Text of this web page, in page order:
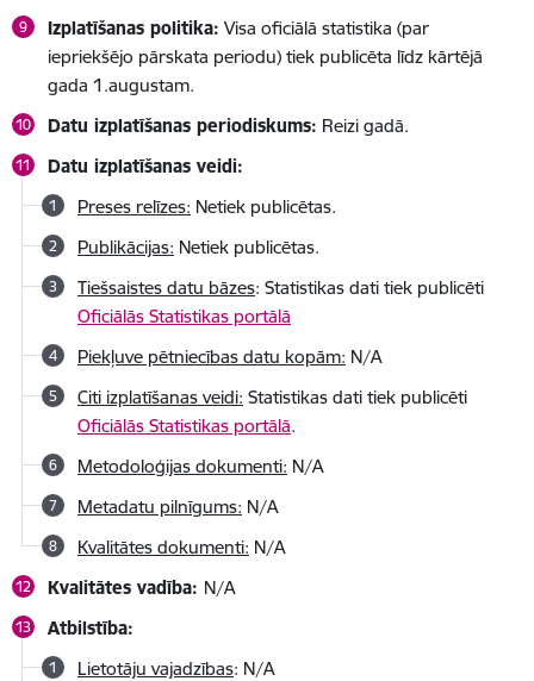
Izplatīšanas politika: Visa oficiālā statistika (par
iepriekšējo pārskata periodu) tiek publicēta līdz kārtējā
gada 1.augustam.
Datu izplatīšanas periodiskums: Reizi gadā.
Datu izplatīšanas veidi:
Preses relīzes: Netiek publicētas.
Publikācijas: Netiek publicētas.
Tiešsaistes datu bāzes: Statistikas dati tiek publicēti
Oficiālās Statistikas portālā
Piekļuve pētniecības datu kopām: N/A
Citi izplatīšanas veidi: Statistikas dati tiek publicēti
Oficiālās Statistikas portālā.
Metodoloģijas dokumenti: N/A
Metadatu pilnīgums: N/A
Kvalitātes dokumenti: N/A
Kvalitātes vadība: N/A
Atbilstība:
Lietotāju vajadzības: N/A